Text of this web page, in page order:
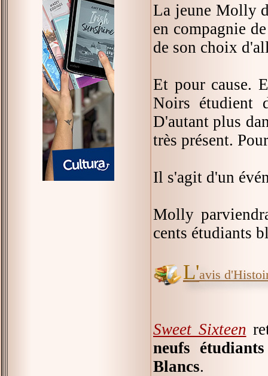
La jeune Molly
en compagnie
de son choix
Et pour cause.
Noirs étudient
D'autant plus
très présent.
Il s'agit d'un
Molly
cents étudiants
L'avis
Sweet Sixteen
neufs
Blancs.